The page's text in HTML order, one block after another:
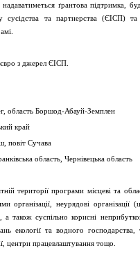
ґрантова підтримка,
сусідства та партнерства (ЄІСП) та
євро з джерел ЄІСП.
область Боршод-Абауй-Земплен
край
повіт Сучава
область, Чернівецька область
території програми місцеві та
організації, неурядові організації
також суспільно корисні
екології та водного господарства,
центри працевлаштування тощо.